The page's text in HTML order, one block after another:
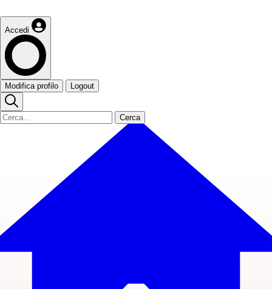
Accedi
Modifica profilo Logout
Cerca